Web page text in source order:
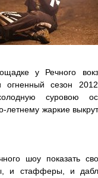
у Речного
огненный сезон
суровою
летнему жаркие
шоу показать
и стафферы, и